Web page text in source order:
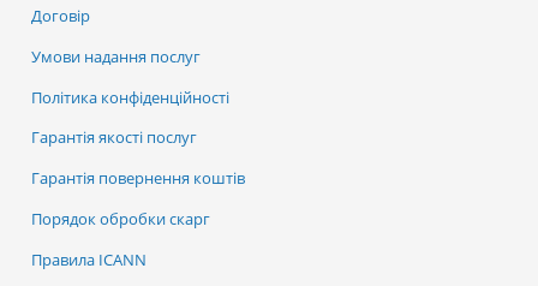
Договір
Умови надання послуг
Політика конфіденційності
Гарантія якості послуг
Гарантія повернення коштів
Порядок обробки скарг
Правила ICANN